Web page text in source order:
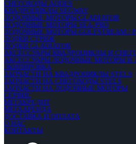
СНЕГОХОДЫ AODES
КВАДРОЦИКЛЫ SEGWAY
ЛОДОЧНЫЕ МОТОРЫ GLADIATOR
ЛОДОЧНЫЕ МОТОРЫ SEA-PRO
ЛОДОЧНЫЕ МОТОРЫ GOLFSTREAM /
ЛОДКИ СТРИЖ
ЛОДКИ GLADIATOR
АКСЕССУАРЫ КВАДРОЦИКЛЫ И
АКСЕССУАРЫ ЛОДОЧНЫЕ МОТОРЫ И
ЭКИПИРОВКА
ЗАПЧАСТИ НА КВАДРОЦИКЛЫ STELS
ЗАПЧАСТИ НА СНЕГОХОДЫ STELS
ЗАПЧАСТИ НА ЛОДОЧНЫЕ МОТОРЫ
СЕРВИС
МЕГАКРЕДИТ
МЕГААРЕНДА
ДОСТАВКА И ОПЛАТА
О НАС
КОНТАКТЫ